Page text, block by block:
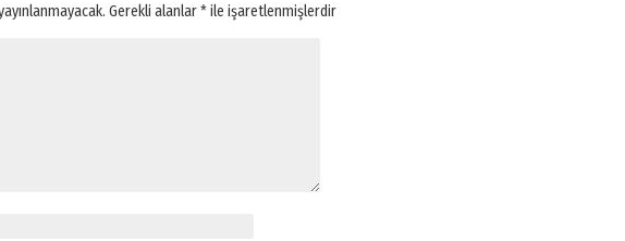
Gerekli alanlar*ile işaretlenmişlerdir